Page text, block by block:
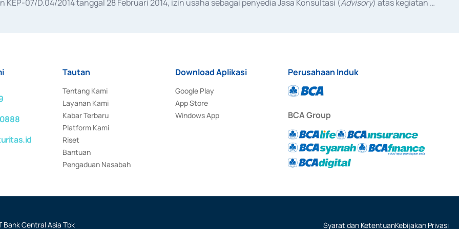
KEP-07/D.04/2014 tanggal 28 Februari 2014, izin usaha sebagai penyedia Jasa Konsultasi (Advisory) atas kegiatan
Tautan
Tentang Kami
Layanan Kami
Kabar Terbaru
Platform Kami
Riset
Bantuan
Pengaduan Nasabah
Download Aplikasi
Google Play
App Store
Windows App
Perusahaan Induk
BCA Group
Bank Central Asia Tbk
Syarat dan KetentuanKebijakan Privasi